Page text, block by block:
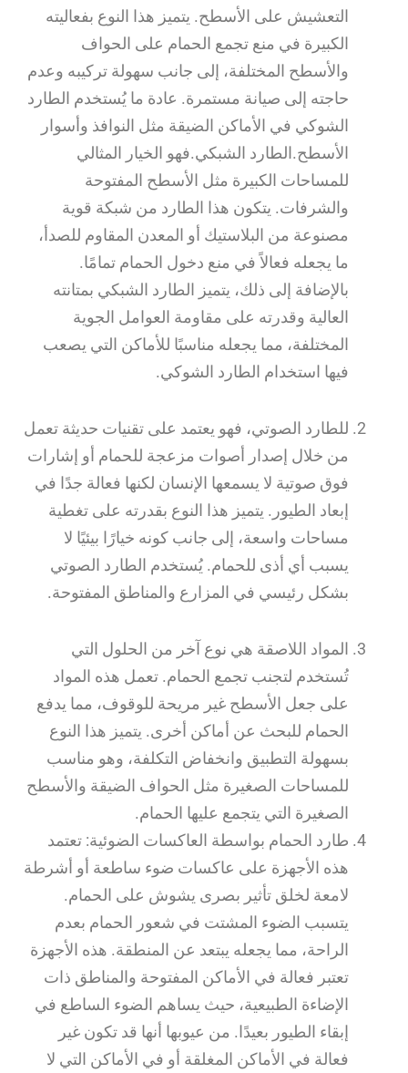
التعشيش على الأسطح. يتميز هذا النوع بفعاليته
الكبيرة في منع تجمع الحمام على الحواف
والأسطح المختلفة، إلى جانب سهولة تركيبه وعدم
حاجته إلى صيانة مستمرة. عادة ما يُستخدم الطارد
الشوكي في الأماكن الضيقة مثل النوافذ وأسوار
الأسطح.الطارد الشبكي.فهو الخيار المثالي
للمساحات الكبيرة مثل الأسطح المفتوحة
والشرفات. يتكون هذا الطارد من شبكة قوية
مصنوعة من البلاستيك أو المعدن المقاوم للصدأ،
ما يجعله فعالاً في منع دخول الحمام تمامًا.
بالإضافة إلى ذلك، يتميز الطارد الشبكي بمتانته
العالية وقدرته على مقاومة العوامل الجوية
المختلفة، مما يجعله مناسبًا للأماكن التي يصعب
فيها استخدام الطارد الشوكي.
للطارد الصوتي، فهو يعتمد على تقنيات حديثة تعمل
من خلال إصدار أصوات مزعجة للحمام أو إشارات
فوق صوتية لا يسمعها الإنسان لكنها فعالة جدًا في
إبعاد الطيور. يتميز هذا النوع بقدرته على تغطية
مساحات واسعة، إلى جانب كونه خيارًا بيئيًا لا
يسبب أي أذى للحمام. يُستخدم الطارد الصوتي
بشكل رئيسي في المزارع والمناطق المفتوحة.
المواد اللاصقة هي نوع آخر من الحلول التي
تُستخدم لتجنب تجمع الحمام. تعمل هذه المواد
على جعل الأسطح غير مريحة للوقوف، مما يدفع
الحمام للبحث عن أماكن أخرى. يتميز هذا النوع
بسهولة التطبيق وانخفاض التكلفة، وهو مناسب
للمساحات الصغيرة مثل الحواف الضيقة والأسطح
الصغيرة التي يتجمع عليها الحمام.
طارد الحمام بواسطة العاكسات الضوئية: تعتمد
هذه الأجهزة على عاكسات ضوء ساطعة أو أشرطة
لامعة لخلق تأثير بصرى يشوش على الحمام.
يتسبب الضوء المشتت في شعور الحمام بعدم
الراحة، مما يجعله يبتعد عن المنطقة. هذه الأجهزة
تعتبر فعالة في الأماكن المفتوحة والمناطق ذات
الإضاءة الطبيعية، حيث يساهم الضوء الساطع في
إبقاء الطيور بعيدًا. من عيوبها أنها قد تكون غير
فعالة في الأماكن المغلقة أو في الأماكن التي لا